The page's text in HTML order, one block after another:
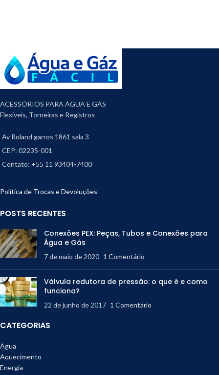
ACESSÓRIOS PARA ÁGUA E GÁS
Flexíveis, Torneiras e Registros
Av Roland garros 1861 sala 3
CEP: 02235-001
Contato: +55 11 93404-7400
Política de Trocas e Devoluções
POSTS RECENTES
Conexões PEX: Peças, Tubos e Conexões para
Água e Gás
7 de maio de 2020 1 Comentário
Válvula redutora de pressão: o que é e como
funciona?
22 de junho de 2017 1 Comentário
CATEGORIAS
Água
Aquecimento
Energia